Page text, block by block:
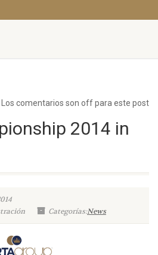
Los comentarios son off para este post
2014 in
Categorías:News